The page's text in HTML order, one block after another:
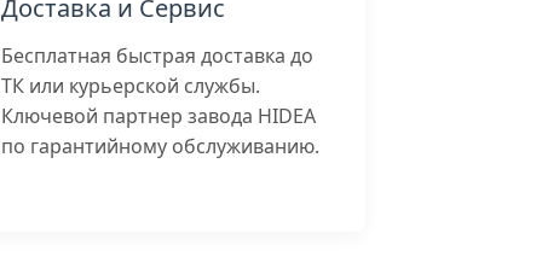
Доставка и Сервис
Бесплатная быстрая доставка до
ТК или курьерской службы.
Ключевой партнер завода HIDEA
по гарантийному обслуживанию.